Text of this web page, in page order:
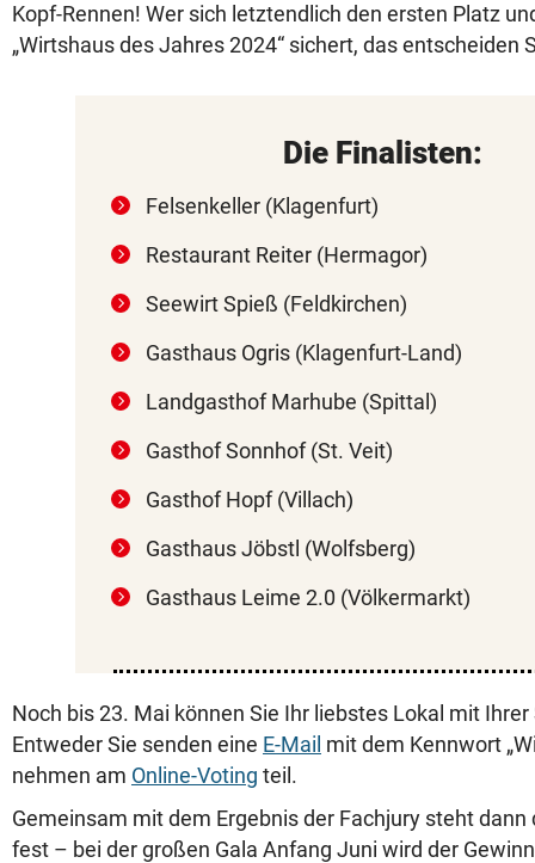
Kopf-Rennen! Wer sich letztendlich den ersten Platz
„Wirtshaus des Jahres 2024“ sichert, das entscheiden
Die Finalisten:
Felsenkeller (Klagenfurt)
Restaurant Reiter (Hermagor)
Seewirt Spieß (Feldkirchen)
Gasthaus Ogris (Klagenfurt-Land)
Landgasthof Marhube (Spittal)
Gasthof Sonnhof (St. Veit)
Gasthof Hopf (Villach)
Gasthaus Jöbstl (Wolfsberg)
Gasthaus Leime 2.0 (Völkermarkt)
Noch bis 23. Mai können Sie Ihr liebstes Lokal mit
Entweder Sie senden eine E-Mail mit dem Kennwort
nehmen am Online-Voting teil.
Gemeinsam mit dem Ergebnis der Fachjury steht dann
fest – bei der großen Gala Anfang Juni wird der